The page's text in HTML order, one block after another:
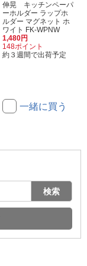
伸晃 キッチンペーパ
ーホルダー ラップホ
ルダー マグネット ホ
ワイト FK-WPNW
1,480円
148ポイント
約３週間で出荷予定
一緒に買う
検索